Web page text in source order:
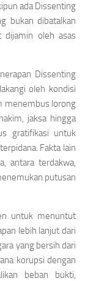
adaDissenting
bukan dibatalkan
dijamin oleh asas
Dissenting
oleh kondisi
menembus lorong
jaksa hingga
gratifikasi untuk
Fakta lain
antara terdakwa,
putusan
untuk menuntut
lebih lanjut dari
yang bersih dari
korupsi dengan
beban bukti,